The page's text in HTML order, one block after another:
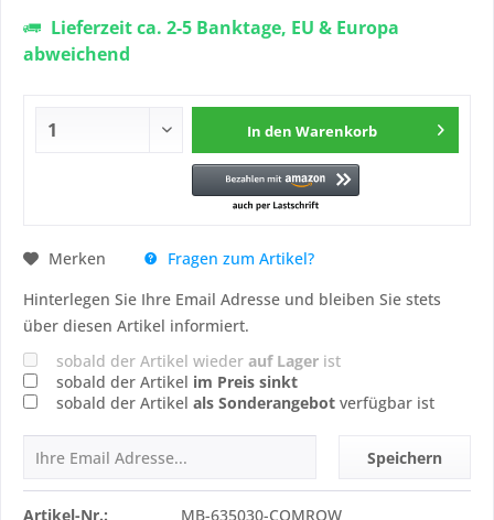
Lieferzeit ca. 2-5 Banktage, EU & Europa
abweichend
In den Warenkorb
Merken
Fragen zum Artikel?
Hinterlegen Sie Ihre Email Adresse und bleiben Sie stets
über diesen Artikel informiert.
sobald der Artikel wieder auf Lager ist
sobald der Artikel im Preis sinkt
sobald der Artikel als Sonderangebot verfügbar ist
Speichern
Artikel-Nr.:
MB-635030-COMROW